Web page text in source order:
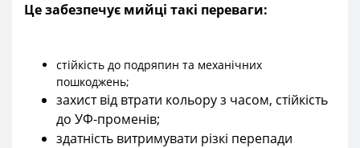
Це забезпечує мийці такі переваги:
стійкість до подряпин та механічних
пошкоджень;
захист від втрати кольору з часом, стійкість
до УФ-променів;
здатність витримувати різкі перепади